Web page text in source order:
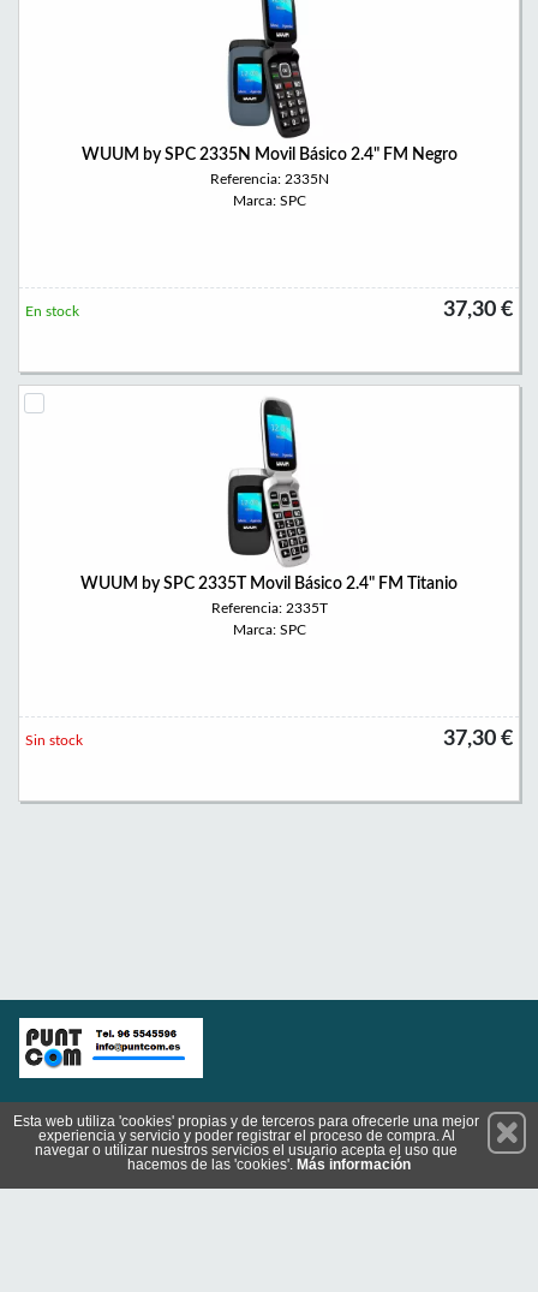
WUUM by SPC 2335N Movil Básico 2.4" FM Negro
Referencia: 2335N
Marca: SPC
37,30 €
En stock
WUUM by SPC 2335T Movil Básico 2.4" FM Titanio
Referencia: 2335T
Marca: SPC
37,30 €
Sin stock
Suscríbete
Esta web utiliza 'cookies' propias y de terceros para ofrecerle una mejor
experiencia y servicio y poder registrar el proceso de compra. Al
navegar o utilizar nuestros servicios el usuario acepta el uso que
hacemos de las 'cookies'. Más información